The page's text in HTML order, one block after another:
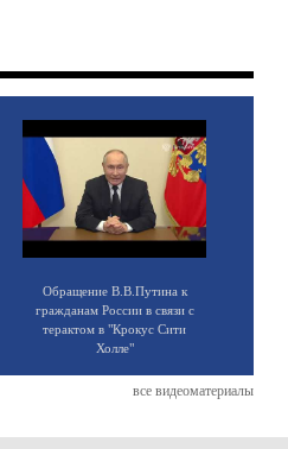
Обращение В.В.Путина к
гражданам России в связи с
терактом в "Крокус Сити
Холле"
все видеоматериалы